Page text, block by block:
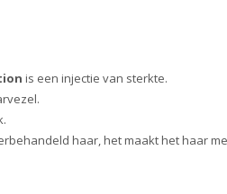
is een injectie van sterkte.
haar, het maakt het haar